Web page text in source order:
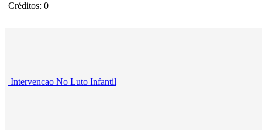
Créditos: 0
Intervencao No Luto Infantil